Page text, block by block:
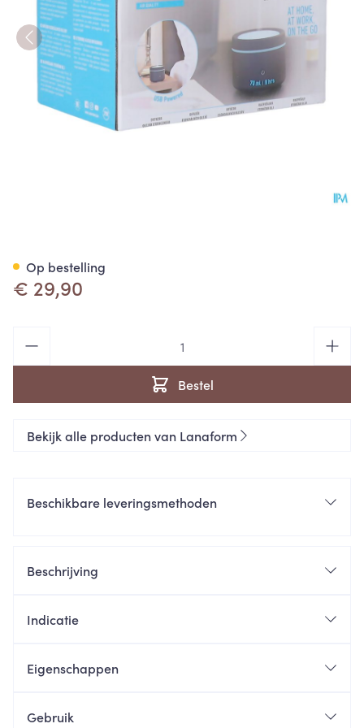
€ 29,90
Bestel
Op bestelling
Bekijk alle producten van Lanaform
Beschikbare leveringsmethoden
Beschrijving
Indicatie
Eigenschappen
Gebruik